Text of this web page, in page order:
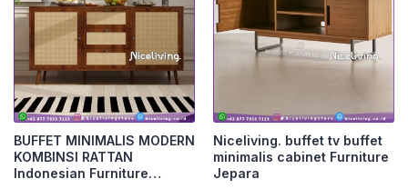
BUFFET MINIMALIS MODERN
KOMBINSI RATTAN
Indonesian Furniture
Niceliving. buffet tv buffet
minimalis cabinet Furniture
Jepara